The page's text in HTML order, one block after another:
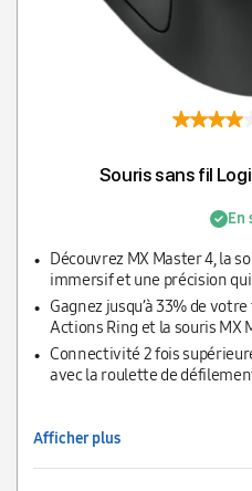
Souris sans fil
En
Découvrez MX Master 4, la
immersif et une précision
haptique personnalisable
Gagnez jusqu’à 33% de
Actions Ring et la souris MX
outils et filtres à partir de
Connectivité 2 fois
avec la roulette de
Afficher plus